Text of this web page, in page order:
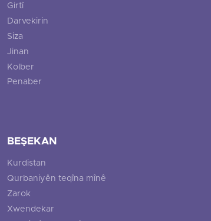
Girtî
Darvekirin
Siza
Jinan
Kolber
Penaber
BEŞEKAN
Kurdistan
Qurbaniyên teqîna mînê
Zarok
Xwendekar